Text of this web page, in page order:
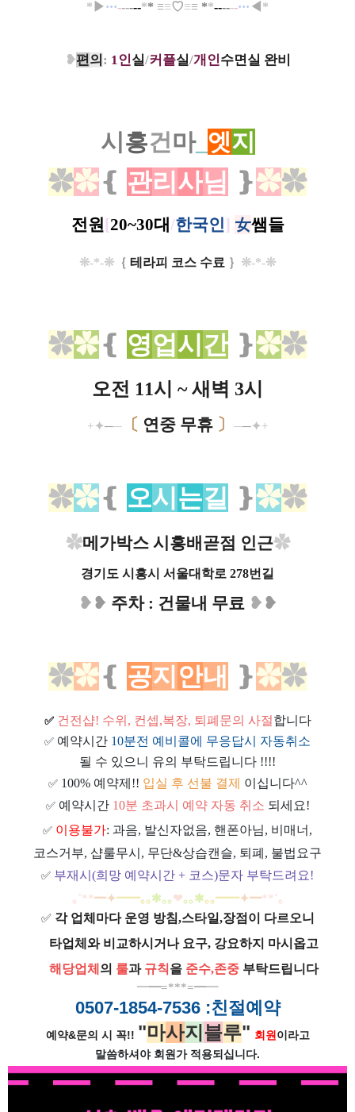
* ▶···------** ≡≡♡≡≡ **------··· ◀ *
❥편의 : 1인실/커플실/개인수면실 완비
시 흥건마_ 엣지
✿✿❴ 관리 사님 ❵✿✿
전원[20~30대/한국인] 女쌤들
❊-*-❊ ｛ 테라피 코스 수료 ｝ ❊-*-❊
✿✿❴ 영업시 간 ❵✿✿
오전 11시 ~ 새벽 3시
+✦──〔 연중 무휴 〕 ──✦+
✿✿❴ 오시 는길 ❵✿✿
✿메가박스 시흥배곧점 인근✿
경기도 시흥시 서울대학로 278번길
❥ ❥ 주차 : 건물내 무료 ❥ ❥
✿✿❴ 공지 안내 ❵✿✿
✅ 건전샵! 수위, 컨셉,복장, 퇴폐문의 사절합니다
✅ 예약시간 10분전 예비콜에 무응답시 자동취소
될 수 있으니 유의 부탁드립니다 !!!!
✅ 100% 예약제!! 입실 후 선불 결제 이십니다^^
✅ 예약시간 10분 초과시 예약 자동 취소 되세요!
✅ 이용불가: 과음, 발신자없음, 핸폰아님, 비매너,
코스거부, 샵룰무시, 무단&상습캔슬, 퇴폐, 불법요구
✅ 부재시(희망 예약시간 + 코스)문자 부탁드려요!
｡˚**━✦━━｡｡✱｡｡❤｡｡✱｡｡━━✦━**˚｡
✅ 각 업체마다 운영 방침,스타일,장점이 다르오니
타업체와 비교하시거나 요구, 강요하지 마시옵고
해당업체 의 룰과 규칙 을 준수,존중 부탁드립니다
━━=***=━━
0507-1854-7536:친절예약
예약&문의 시 꼭!! "마사지 블루" 회원이라고
말씀하셔야 회원가 적용되십니다.